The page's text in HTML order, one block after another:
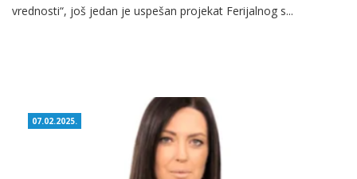
vrednosti“, još jedan je uspešan projekat Ferijalnog s...
07.02.2025.